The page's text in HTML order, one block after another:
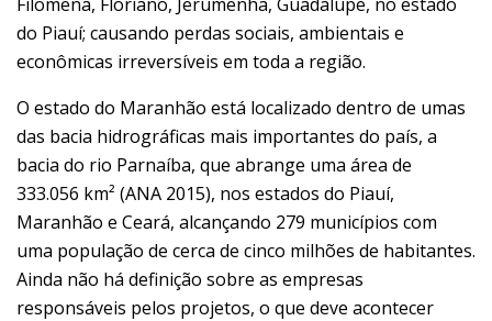
do Piauí; causando perdas sociais, ambientais e
econômicas irreversíveis em toda a região.
O estado do Maranhão está localizado dentro de umas
das bacia hidrográficas mais importantes do país, a
bacia do rio Parnaíba, que abrange uma área de
333.056 km² (ANA 2015), nos estados do Piauí,
Maranhão e Ceará, alcançando 279 municípios com
uma população de cerca de cinco milhões de habitantes.
Ainda não há definição sobre as empresas
responsáveis pelos projetos, o que deve acontecer